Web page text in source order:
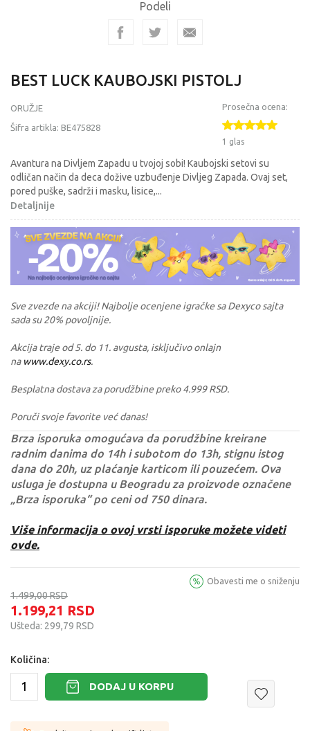
Podeli
BEST LUCK KAUBOJSKI PISTOLJ
ORUŽJE
Šifra artikla: BE475828
Prosečna ocena:
1 glas
Avantura na Divljem Zapadu u tvojoj sobi! Kaubojski setovi su
odličan način da deca dožive uzbuđenje Divljeg Zapada. Ovaj set,
pored puške, sadrži i masku, lisice,...
Detaljnije
Sve zvezde na akciji! Najbolje ocenjene igračke sa Dexyco sajta
sada su 20% povoljnije.
Akcija traje od 5. do 11. avgusta, isključivo onlajn
na www.dexy.co.rs.
Besplatna dostava za porudžbine preko 4.999 RSD.
Poruči svoje favorite već danas!
Brza isporuka omogućava da porudžbine kreirane
radnim danima do 14h i subotom do 13h, stignu istog
dana do 20h, uz plaćanje karticom ili pouzećem. Ova
usluga je dostupna u Beogradu za proizvode označene
„Brza isporuka“ po ceni od 750 dinara.
Više informacija o ovoj vrsti isporuke možete videti
ovde.
1.499,00RSD
1.199,21 RSD
Ušteda: 299,79 RSD
Obavesti me o sniženju
Količina:
DODAJ U KORPU